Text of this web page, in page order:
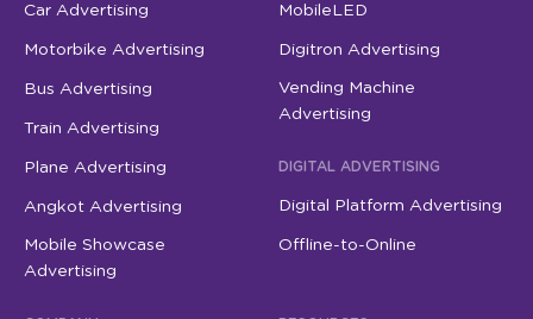
Car Advertising
Motorbike Advertising
Bus Advertising
Train Advertising
Plane Advertising
Angkot Advertising
Mobile Showcase
Advertising
MobileLED
Digitron Advertising
Vending Machine
Advertising
DIGITAL ADVERTISING
Digital Platform Advertising
Offline-to-Online